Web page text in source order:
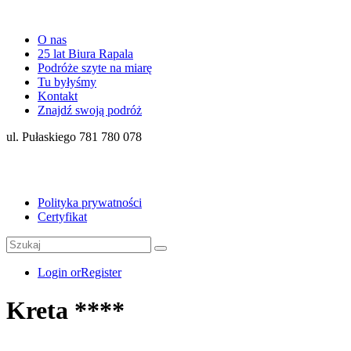
O nas
25 lat Biura Rapala
Podróże szyte na miarę
Tu byłyśmy
Kontakt
Znajdź swoją podróż
ul. Pułaskiego 781 780 078
Polityka prywatności
Certyfikat
Login orRegister
Kreta ****